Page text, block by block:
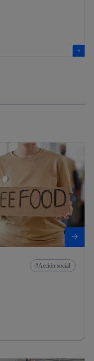
Acción social